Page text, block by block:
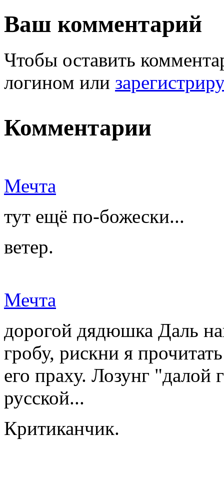
Ваш комментарий
Чтобы оставить
логином или
Комментарии
Мечта
тут ещё по-божески...
ветер.
Мечта
дорогой дядюшка Даль
гробу, рискни я
его праху. Лозунг "далой
русской...
Критиканчик.